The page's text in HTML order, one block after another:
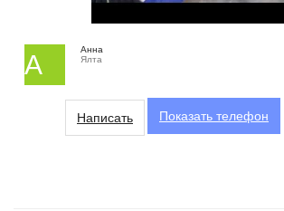
А
Анна
Ялта
Написать Показать телефон